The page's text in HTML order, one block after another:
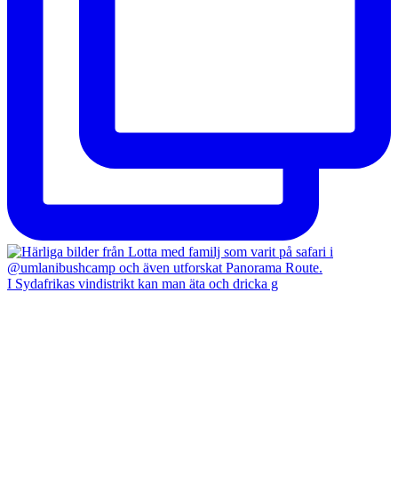
I Sydafrikas vindistrikt kan man äta och dricka g